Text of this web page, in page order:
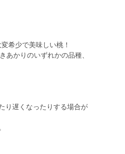
希少で美味しい桃！
あかりのいずれかの品種、
り遅くなったりする場合が